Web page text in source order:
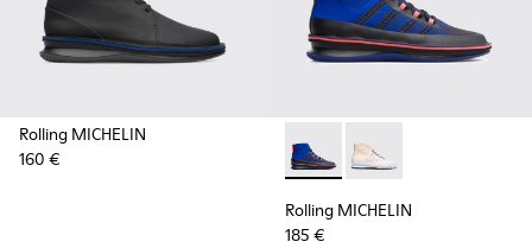
Rolling MICHELIN
160 €
Rolling MICHELIN -
Rolling MICHELIN -
Rolling MICHELIN
185 €